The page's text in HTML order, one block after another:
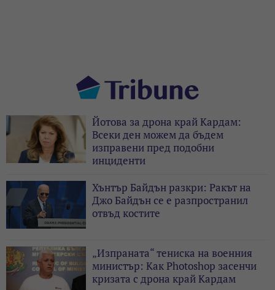
Йотова за дрона край Кардам:
Всеки ден можем да бъдем
изправени пред подобни
инциденти
Хънтър Байдън разкри: Ракът на
Джо Байдън се е разпространил
отвъд костите
„Изпраната“ тениска на военния
министър: Как Photoshop засенчи
кризата с дрона край Кардам